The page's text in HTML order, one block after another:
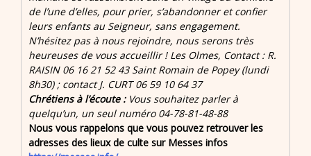
de l’une d’elles, pour prier, s’abandonner et confier
leurs enfants au Seigneur, sans engagement.
N’hésitez pas à nous rejoindre, nous serons très
heureuses de vous accueillir ! Les Olmes, Contact : R.
RAISIN 06 16 21 52 43 Saint Romain de Popey (lundi
8h30) ; contact J. CURT 06 59 10 64 37
Chrétiens à l’écoute : Vous souhaitez parler à
quelqu’un, un seul numéro 04-78-81-48-88
Nous vous rappelons que vous pouvez retrouver les
adresses des lieux de culte sur Messes infos